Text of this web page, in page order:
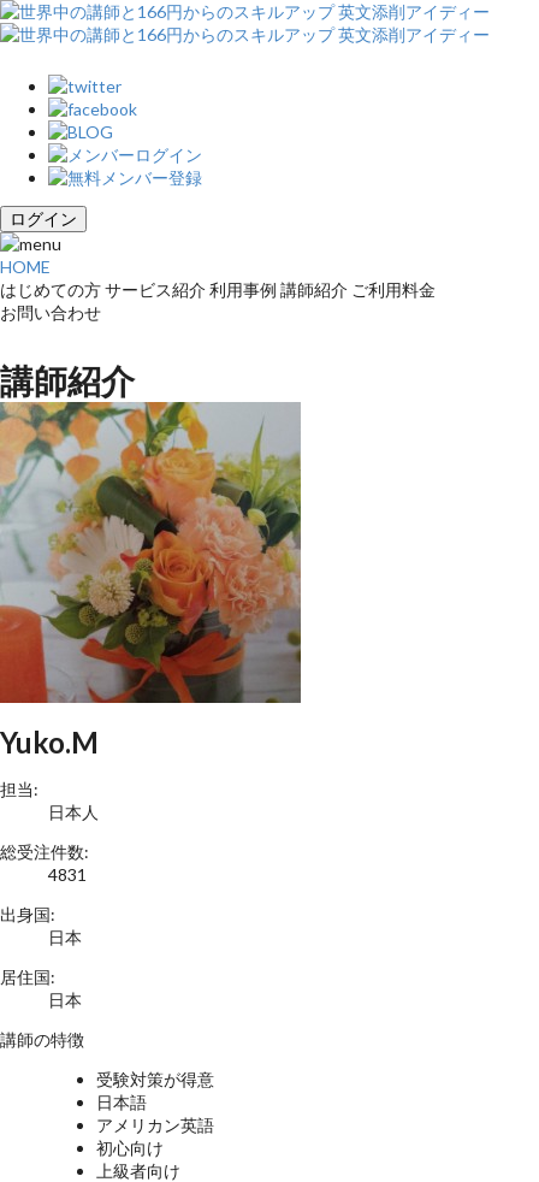
ログイン
HOME
はじめての方サービス紹介 利用事例 講師紹介 ご利用料金
お問い合わせ
講師紹介
Yuko.M
担当:
日本人
総受注件数:
4831
出身国:
日本
居住国:
日本
講師の特徴
受験対策が得意
日本語
アメリカン英語
初心向け
上級者向け